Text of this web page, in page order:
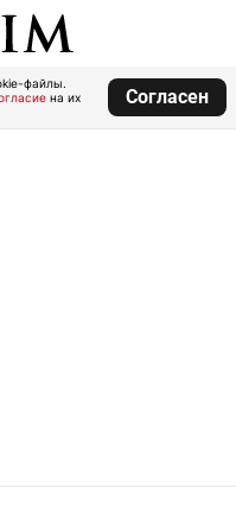
файлы.
на их
Согласен